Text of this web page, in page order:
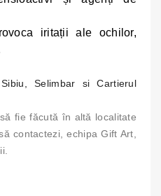
iritații ale ochilor,
Selimbar si Cartierul
fie făcută în altă localitate
contactezi, echipa Gift Art,